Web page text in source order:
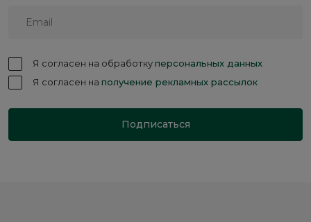
Я согласен на обработкуперсональных данных
Я согласен на получение рекламных рассылок
Подписаться